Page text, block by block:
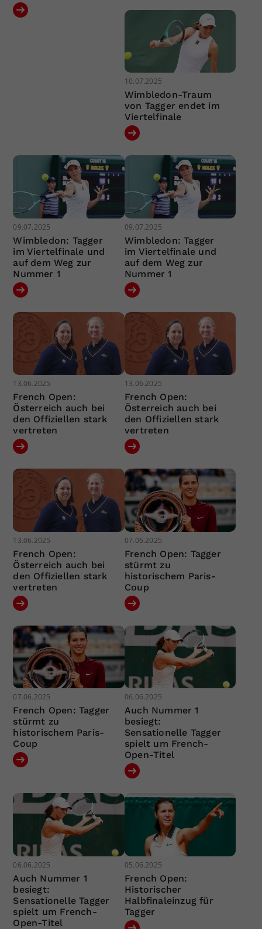
10.07.2025
Wimbledon-Traum
von Tagger endet im
Viertelfinale
09.07.2025
Wimbledon: Tagger
im Viertelfinale und
auf dem Weg zur
Nummer 1
09.07.2025
Wimbledon: Tagger
im Viertelfinale und
auf dem Weg zur
Nummer 1
13.06.2025
French Open:
Österreich auch bei
den Offiziellen stark
vertreten
13.06.2025
French Open:
Österreich auch bei
den Offiziellen stark
vertreten
13.06.2025
French Open:
Österreich auch bei
den Offiziellen stark
vertreten
07.06.2025
French Open: Tagger
stürmt zu
historischem Paris-
Coup
07.06.2025
French Open: Tagger
stürmt zu
historischem Paris-
Coup
06.06.2025
Auch Nummer 1
besiegt:
Sensationelle Tagger
spielt um French-
Open-Titel
06.06.2025
Auch Nummer 1
besiegt:
Sensationelle Tagger
spielt um French-
Open-Titel
05.06.2025
French Open:
Historischer
Halbfinaleinzug für
Tagger